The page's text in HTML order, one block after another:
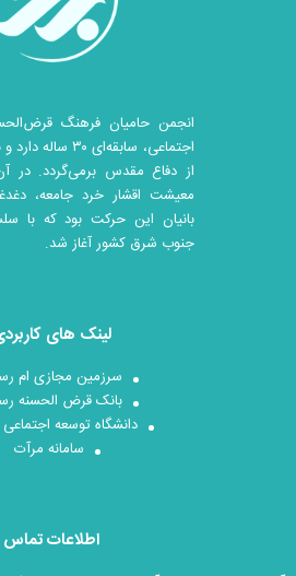
انجمن حامیان فرهنگ
اجتماعی، سابقه‌ای
معیشت اقشار خرد جامعه،
بانیان این حرکت بود که با
جنوب شرق کشور آغاز شد.
لینک های
سرزمین مجازی ام
بانک قرض الحسنه
دانشگاه توسعه
سامانه مرآت
اطلاعات تماس